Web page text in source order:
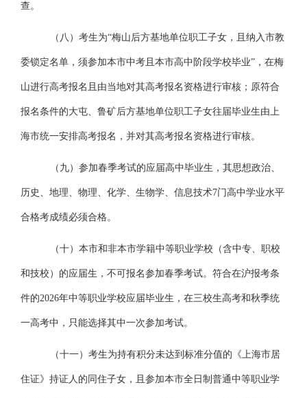
查。
（八）考生为“梅山后方基地单位职工子女，且纳入市教
委锁定名单，须参加本市中考且本市高中阶段学校毕业”，在梅
山进行高考报名且由当地对其高考报名资格进行审核；原符合
报名条件的大屯、鲁矿后方基地单位职工子女往届毕业生由上
海市统一安排高考报名，并对其高考报名资格进行审核。
（九）参加春季考试的应届高中毕业生，其思想政治、
历史、地理、物理、化学、生物学、信息技术7门高中学业水平
合格考成绩必须合格。
（十）本市和非本市学籍中等职业学校（含中专、职校
和技校）的应届生，不可报名参加春季考试。符合在沪报考条
件的2026年中等职业学校应届毕业生，在三校生高考和秋季统
一高考中，只能选择其中一次参加考试。
（十一）考生为持有积分未达到标准分值的《上海市居
住证》持证人的同住子女，且参加本市全日制普通中等职业学